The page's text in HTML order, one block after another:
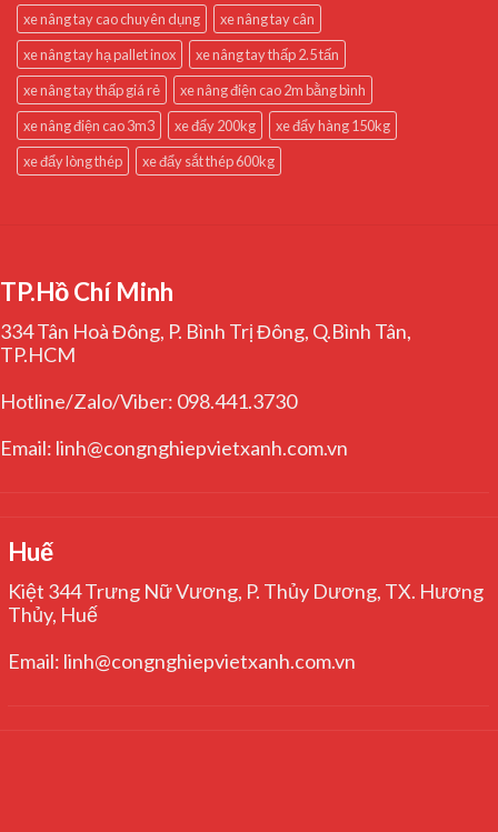
xe nâng tay cao chuyên dụng
xe nâng tay cân
xe nâng tay hạ pallet inox
xe nâng tay thấp 2.5 tấn
xe nâng tay thấp giá rẻ
xe nâng điện cao 2m bằng bình
xe nâng điện cao 3m3
xe đẩy 200kg
xe đẩy hàng 150kg
xe đẩy lòng thép
xe đẩy sắt thép 600kg
TP.Hồ Chí Minh
334 Tân Hoà Đông, P. Bình Trị Đông, Q.Bình Tân,
TP.HCM
Hotline/Zalo/Viber: 098.441.3730
Email: linh@congnghiepvietxanh.com.vn
Huế
Kiệt 344 Trưng Nữ Vương, P. Thủy Dương, TX. Hương
Thủy, Huế
Email: linh@congnghiepvietxanh.com.vn